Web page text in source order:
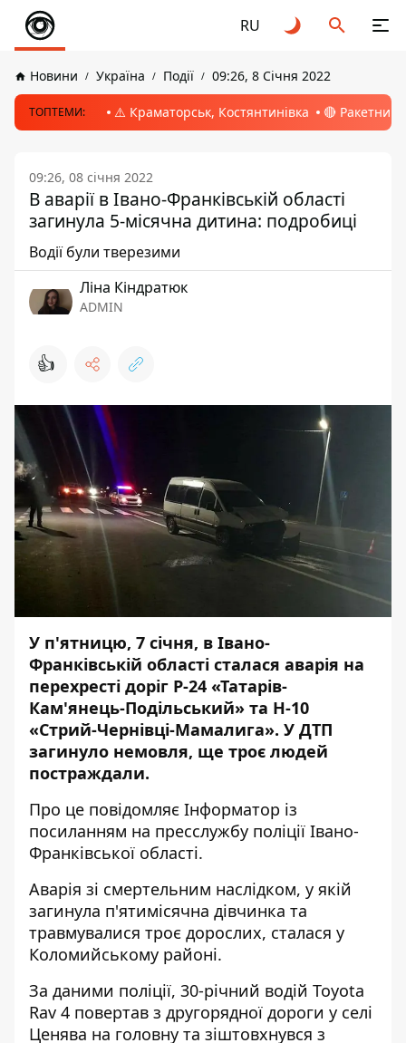
RU
Новини Україна Події 09:26, 8 Січня 2022
ТОПТЕМИ: ⚠️ Краматорськ, Костянтинівка 🔴 Ракетний
09:26, 08 січня 2022
В аварії в Івано-Франківській області
загинула 5-місячна дитина: подробиці
Водії були тверезими
Ліна Кіндратюк
ADMIN
👍
У п'ятницю, 7 січня, в Івано-
Франківській області сталася аварія на
перехресті доріг Р-24 «Татарів-
Кам'янець-Подільський» та Н-10
«Стрий-Чернівці-Мамалига». У ДТП
загинуло немовля, ще троє людей
постраждали.
Про це повідомляє Інформатор із
посиланням на пресслужбу поліції Івано-
Франківської області.
Аварія зі смертельним наслідком, у якій
загинула п'ятимісячна дівчинка та
травмувалися троє дорослих, сталася у
Коломийському районі.
За даними поліції, 30-річний водій Toyota
Rav 4 повертав з другорядної дороги у селі
Ценява на головну та зіштовхнувся з